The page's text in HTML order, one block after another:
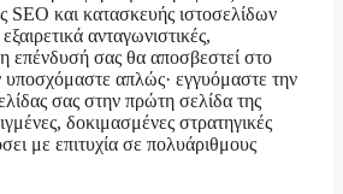
SEO και κατασκευής ιστοσελίδων
ανταγωνιστικές,
η επένδυσή σας θα αποσβεστεί στο
υποσχόμαστε απλώς· εγγυόμαστε την
σας στην πρώτη σελίδα της
δοκιμασμένες στρατηγικές
με επιτυχία σε πολυάριθμους